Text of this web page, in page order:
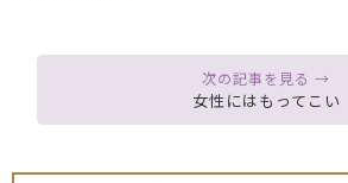
女性にはもってこい